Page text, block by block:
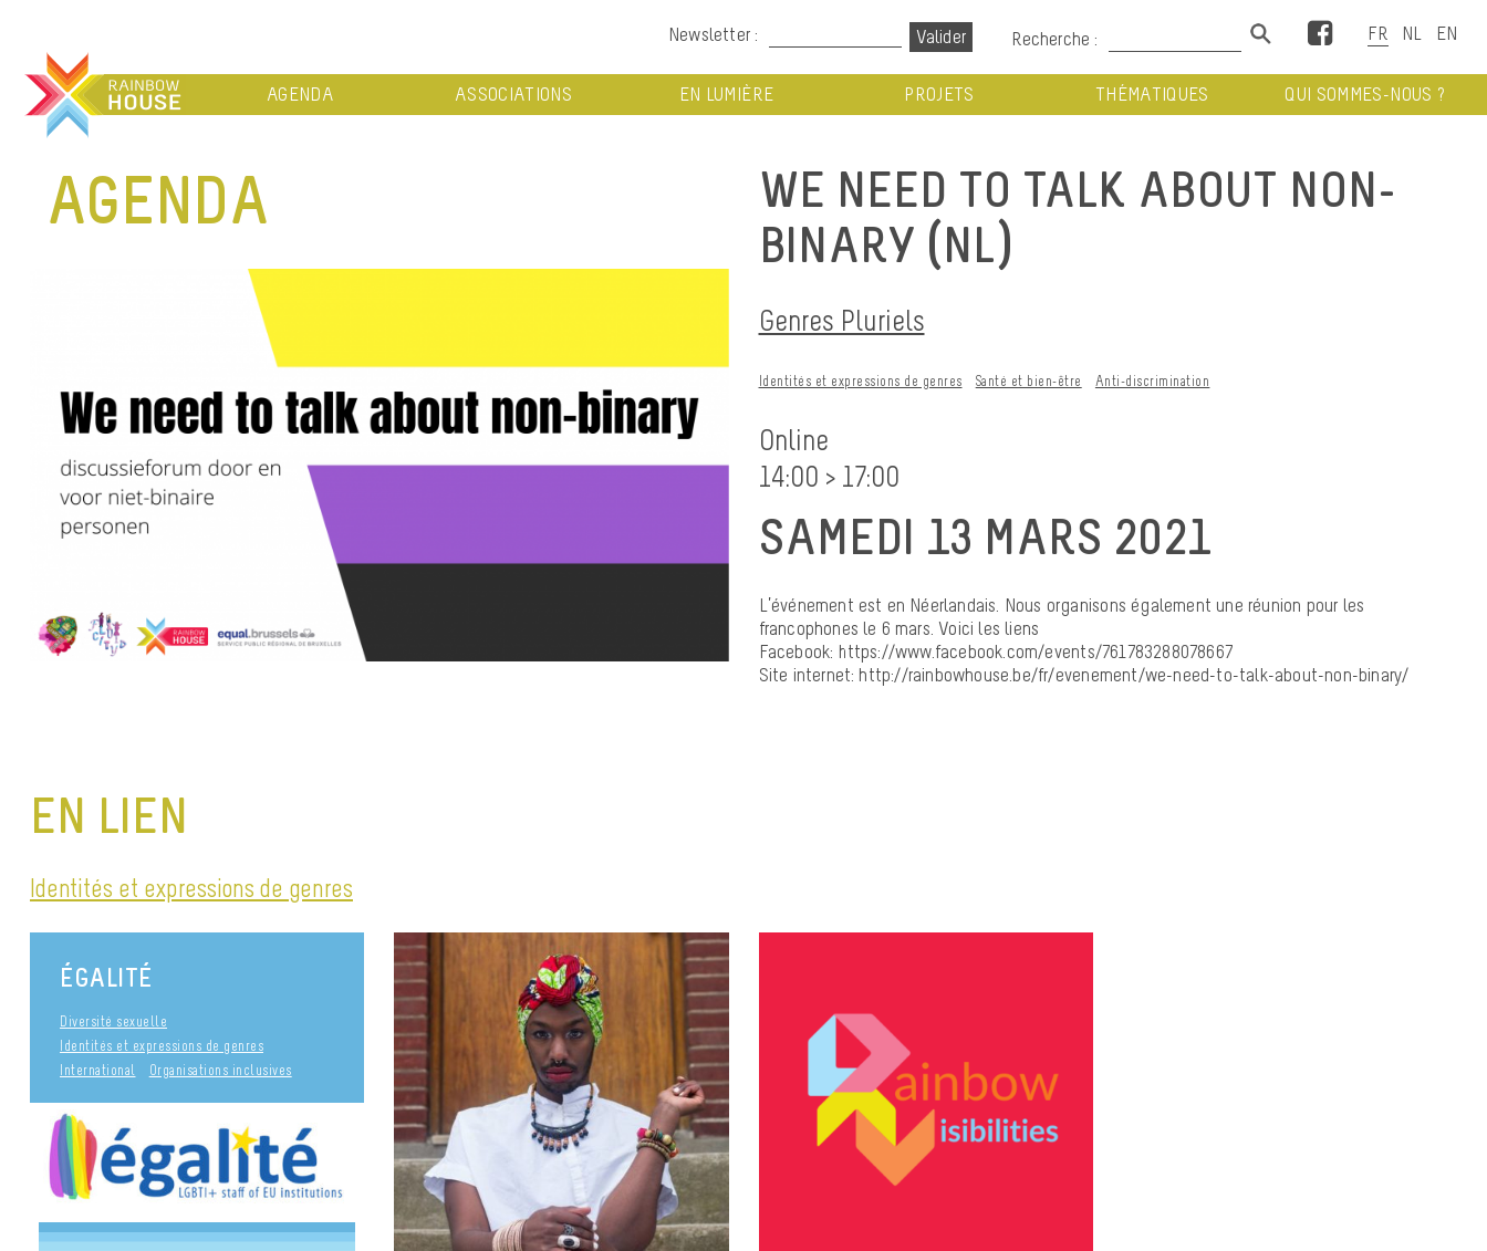
Newsletter : Recherche : Facebook
AGENDA ASSOCIATIONS EN LUMIÈRE PROJETS THÉMATIQUES QUI SOMMES-NOUS ?
AGENDA
WE NEED TO TALK ABOUT NON-
BINARY (NL)
Genres Pluriels
Identités et expressions de genres Santé et bien-être Anti-discrimination
Online
14:00 > 17:00
SAMEDI 13 MARS 2021
L’événement est en Néerlandais. Nous organisons également une réunion pour les
francophones le 6 mars. Voici les liens
Facebook: https://www.facebook.com/events/761783288078667
Site internet: http://rainbowhouse.be/fr/evenement/we-need-to-talk-about-non-binary/
EN LIEN
Identités et expressions de genres
ÉGALITÉ
Diversité sexuelle
Identités et expressions de genres
International
Organisations inclusives